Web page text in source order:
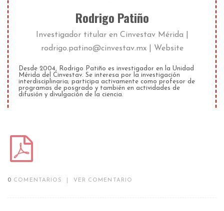
Rodrigo Patiño
Investigador titular en Cinvestav Mérida
rodrigo.patino@cinvestav.mx
Website
Desde 2004, Rodrigo Patiño es investigador en la Unidad
Mérida del Cinvestav. Se interesa por la investigación
interdisciplinaria; participa activamente como profesor de
programas de posgrado y también en actividades de
difusión y divulgación de la ciencia.
0 COMENTARIOS VER COMENTARIO